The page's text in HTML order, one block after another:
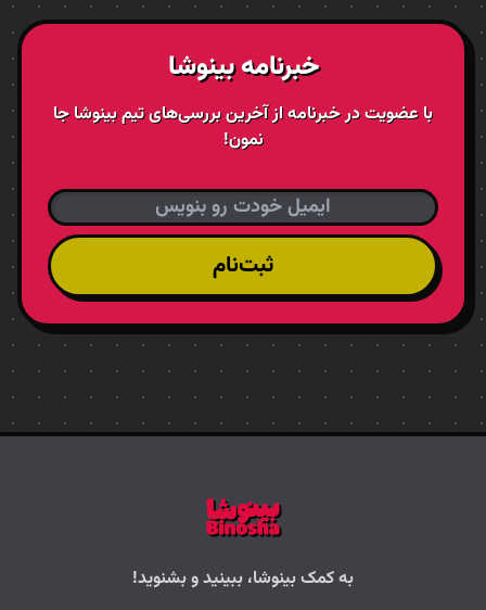
خبرنامه بینوشا
با عضویت در خبرنامه از آخرین بررسی‌های تیم بینوشا جا
نمون!
ثبت‌نام
به کمک بینوشا، ببینید و بشنوید!